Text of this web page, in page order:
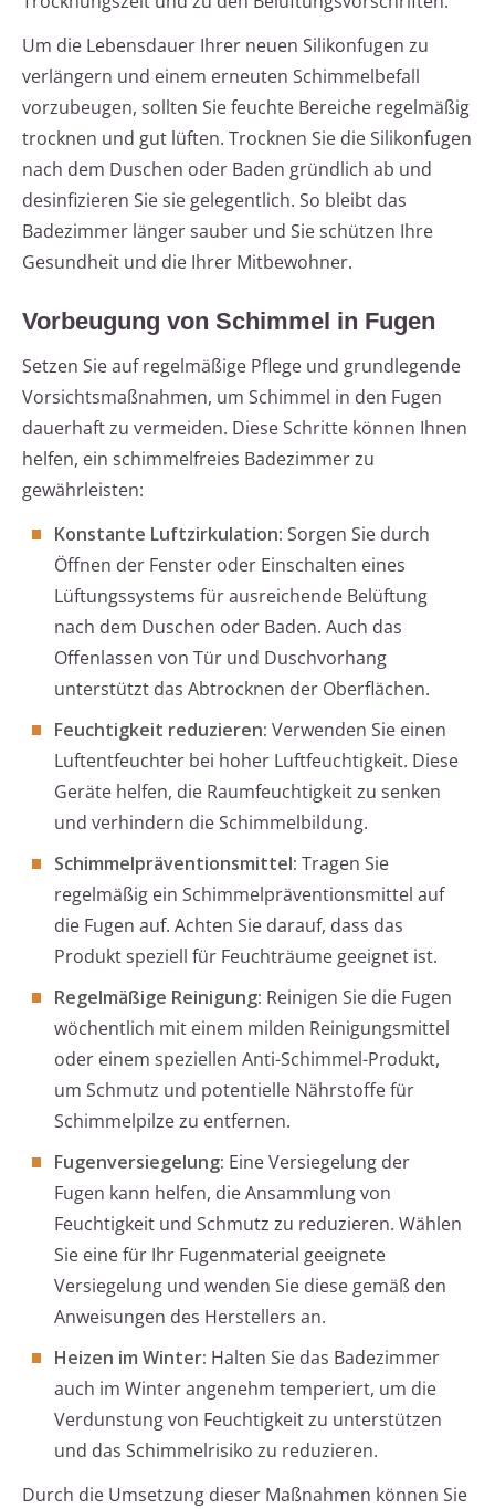
Um die Lebensdauer Ihrer neuen Silikonfugen zu
verlängern und einem erneuten Schimmelbefall
vorzubeugen, sollten Sie feuchte Bereiche regelmäßig
trocknen und gut lüften. Trocknen Sie die Silikonfugen
nach dem Duschen oder Baden gründlich ab und
desinfizieren Sie sie gelegentlich. So bleibt das
Badezimmer länger sauber und Sie schützen Ihre
Gesundheit und die Ihrer Mitbewohner.
Vorbeugung von Schimmel in Fugen
Setzen Sie auf regelmäßige Pflege und grundlegende
Vorsichtsmaßnahmen, um Schimmel in den Fugen
dauerhaft zu vermeiden. Diese Schritte können Ihnen
helfen, ein schimmelfreies Badezimmer zu
gewährleisten:
Konstante Luftzirkulation: Sorgen Sie durch
Öffnen der Fenster oder Einschalten eines
Lüftungssystems für ausreichende Belüftung
nach dem Duschen oder Baden. Auch das
Offenlassen von Tür und Duschvorhang
unterstützt das Abtrocknen der Oberflächen.
Feuchtigkeit reduzieren: Verwenden Sie einen
Luftentfeuchter bei hoher Luftfeuchtigkeit. Diese
Geräte helfen, die Raumfeuchtigkeit zu senken
und verhindern die Schimmelbildung.
Schimmelpräventionsmittel: Tragen Sie
regelmäßig ein Schimmelpräventionsmittel auf
die Fugen auf. Achten Sie darauf, dass das
Produkt speziell für Feuchträume geeignet ist.
Regelmäßige Reinigung: Reinigen Sie die Fugen
wöchentlich mit einem milden Reinigungsmittel
oder einem speziellen Anti-Schimmel-Produkt,
um Schmutz und potentielle Nährstoffe für
Schimmelpilze zu entfernen.
Fugenversiegelung: Eine Versiegelung der
Fugen kann helfen, die Ansammlung von
Feuchtigkeit und Schmutz zu reduzieren. Wählen
Sie eine für Ihr Fugenmaterial geeignete
Versiegelung und wenden Sie diese gemäß den
Anweisungen des Herstellers an.
Heizen im Winter: Halten Sie das Badezimmer
auch im Winter angenehm temperiert, um die
Verdunstung von Feuchtigkeit zu unterstützen
und das Schimmelrisiko zu reduzieren.
Durch die Umsetzung dieser Maßnahmen können Sie